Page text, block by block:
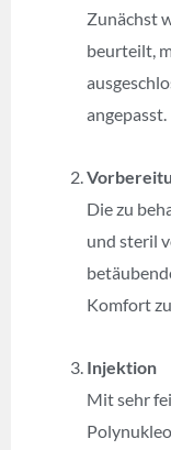
Zunächst
beurteilt,
angepasst.
Die zu
und steril
Komfort
Injektion
Mit sehr